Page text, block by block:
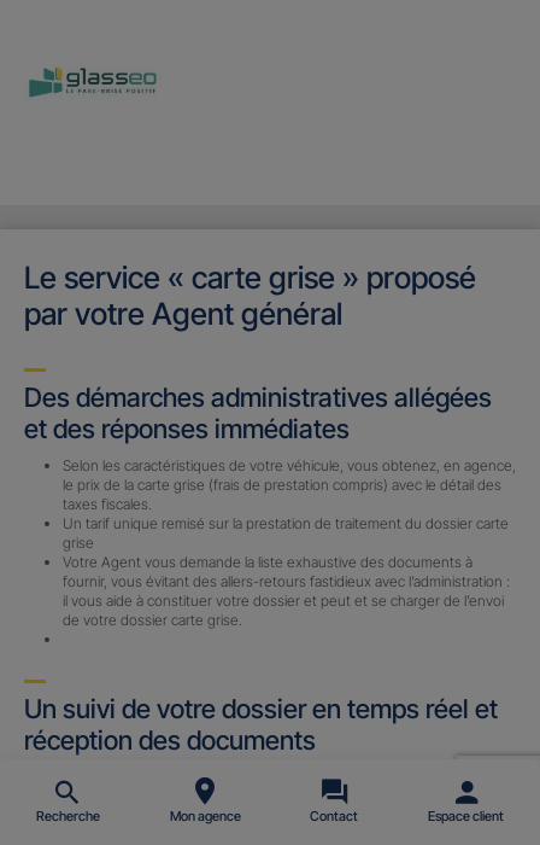
Le service « carte grise » proposé
par votre Agent général
Des démarches administratives allégées
et des réponses immédiates
Selon les caractéristiques de votre véhicule, vous obtenez, en agence,
le prix de la carte grise (frais de prestation compris) avec le détail des
taxes fiscales.
Un tarif unique remisé sur la prestation de traitement du dossier carte
grise
Votre Agent vous demande la liste exhaustive des documents à
fournir, vous évitant des allers-retours fastidieux avec l’administration :
il vous aide à constituer votre dossier et peut et se charger de l’envoi
de votre dossier carte grise.
Un suivi de votre dossier en temps réel et
réception des documents
Un Certificat Provisoire d’immatriculation (CPI) ou un Accusé
d’Enregistrement de Changement de Titulaire (AECT) vous est
envoyé par email (sous 24 h) avec le n° d’immatriculation définitif une
Recherche Mon agence Contact Espace client